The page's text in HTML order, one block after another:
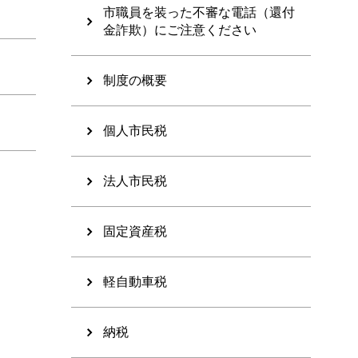
市職員を装った不審な電話（還付
金詐欺）にご注意ください
制度の概要
個人市民税
法人市民税
固定資産税
軽自動車税
納税